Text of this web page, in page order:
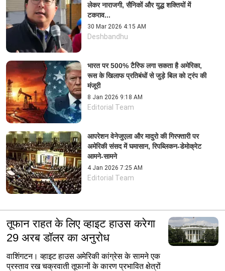
लेकर नाराजगी, सैनिकों और युद्ध शक्तियों में
टकराव...
30 Mar 2026 4:15 AM
Deshbandhu
भारत पर 500% टैरिफ लगा सकता है अमेरिका,
रूस के खिलाफ प्रतिबंधों से जुड़े बिल को ट्रंप की
मंजूरी
8 Jan 2026 9:18 AM
Editorial Team
आपरेशन वेनेजुएला और मादुरो की गिरफ्तारी पर
अमेरिकी संसद में घमासान, रिपब्लिकन-डेमोक्रेट
आमने-सामने
4 Jan 2026 7:25 AM
Editorial Team
तूफान राहत के लिए व्हाइट हाउस करेगा
29 अरब डॉलर का अनुरोध
वाशिंगटन। व्हाइट हाउस अमेरिकी कांग्रेस के सामने एक
प्रस्ताव रख चक्रवाती तूफानों के कारण प्रभावित क्षेत्रों